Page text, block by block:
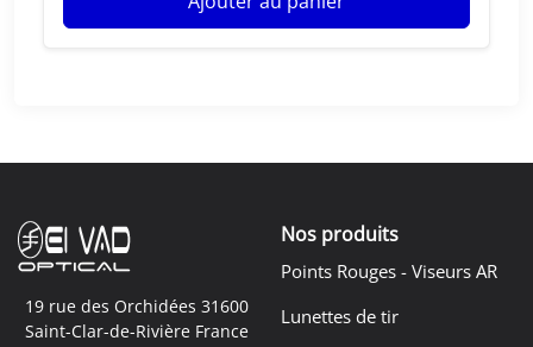
19 rue des Orchidées 31600
Saint-Clar-de-Rivière France
Nos produits
Points Rouges - Viseurs AR
Lunettes de tir